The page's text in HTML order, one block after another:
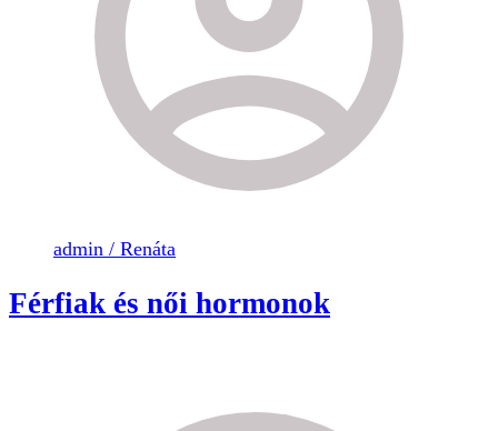
admin / Renáta
Férfiak és női hormonok